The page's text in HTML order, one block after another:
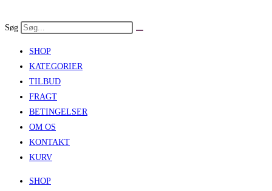
to
Søg
SHOP
KATEGORIER
TILBUD
FRAGT
BETINGELSER
OM OS
KONTAKT
KURV
SHOP